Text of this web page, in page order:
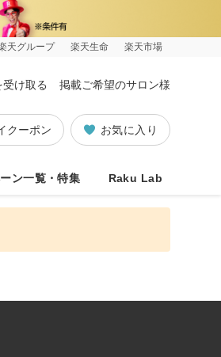
天グループ 楽天生命 楽天市場
け取る 掲載ご希望のサロン様
お気に入り
クーポン
ン一覧・特集 Raku Lab